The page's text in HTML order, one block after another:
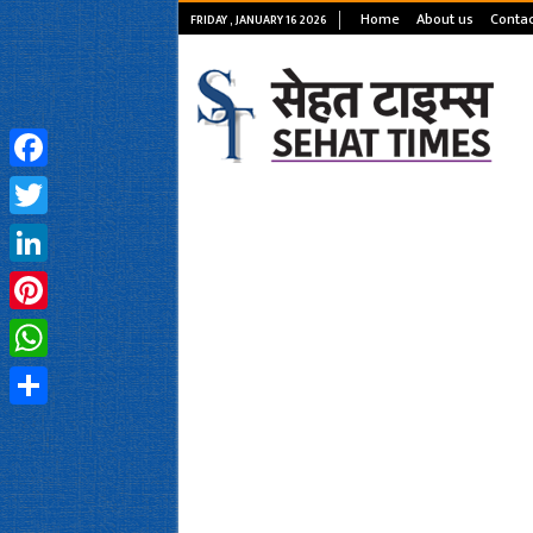
FRIDAY , JANUARY 16 2026 Home About us
Facebook
Twitter
LinkedIn
Pinterest
WhatsApp
Share